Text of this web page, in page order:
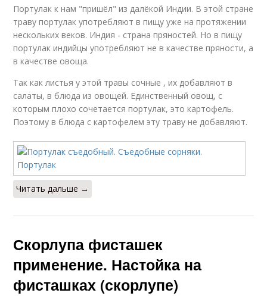
Портулак к нам "пришёл" из далёкой Индии. В этой стране
траву портулак употребляют в пищу уже на протяжении
нескольких веков. Индия - страна пряностей. Но в пищу
портулак индийцы употребляют не в качестве пряности, а
в качестве овоща.
Так как листья у этой травы сочные , их добавляют в
салаты, в блюда из овощей. Единственный овощ, с
которым плохо сочетается портулак, это картофель.
Поэтому в блюда с картофелем эту траву не добавляют.
Читать дальше →
Скорлупа фисташек
применение. Настойка на
фисташках (скорлупе)